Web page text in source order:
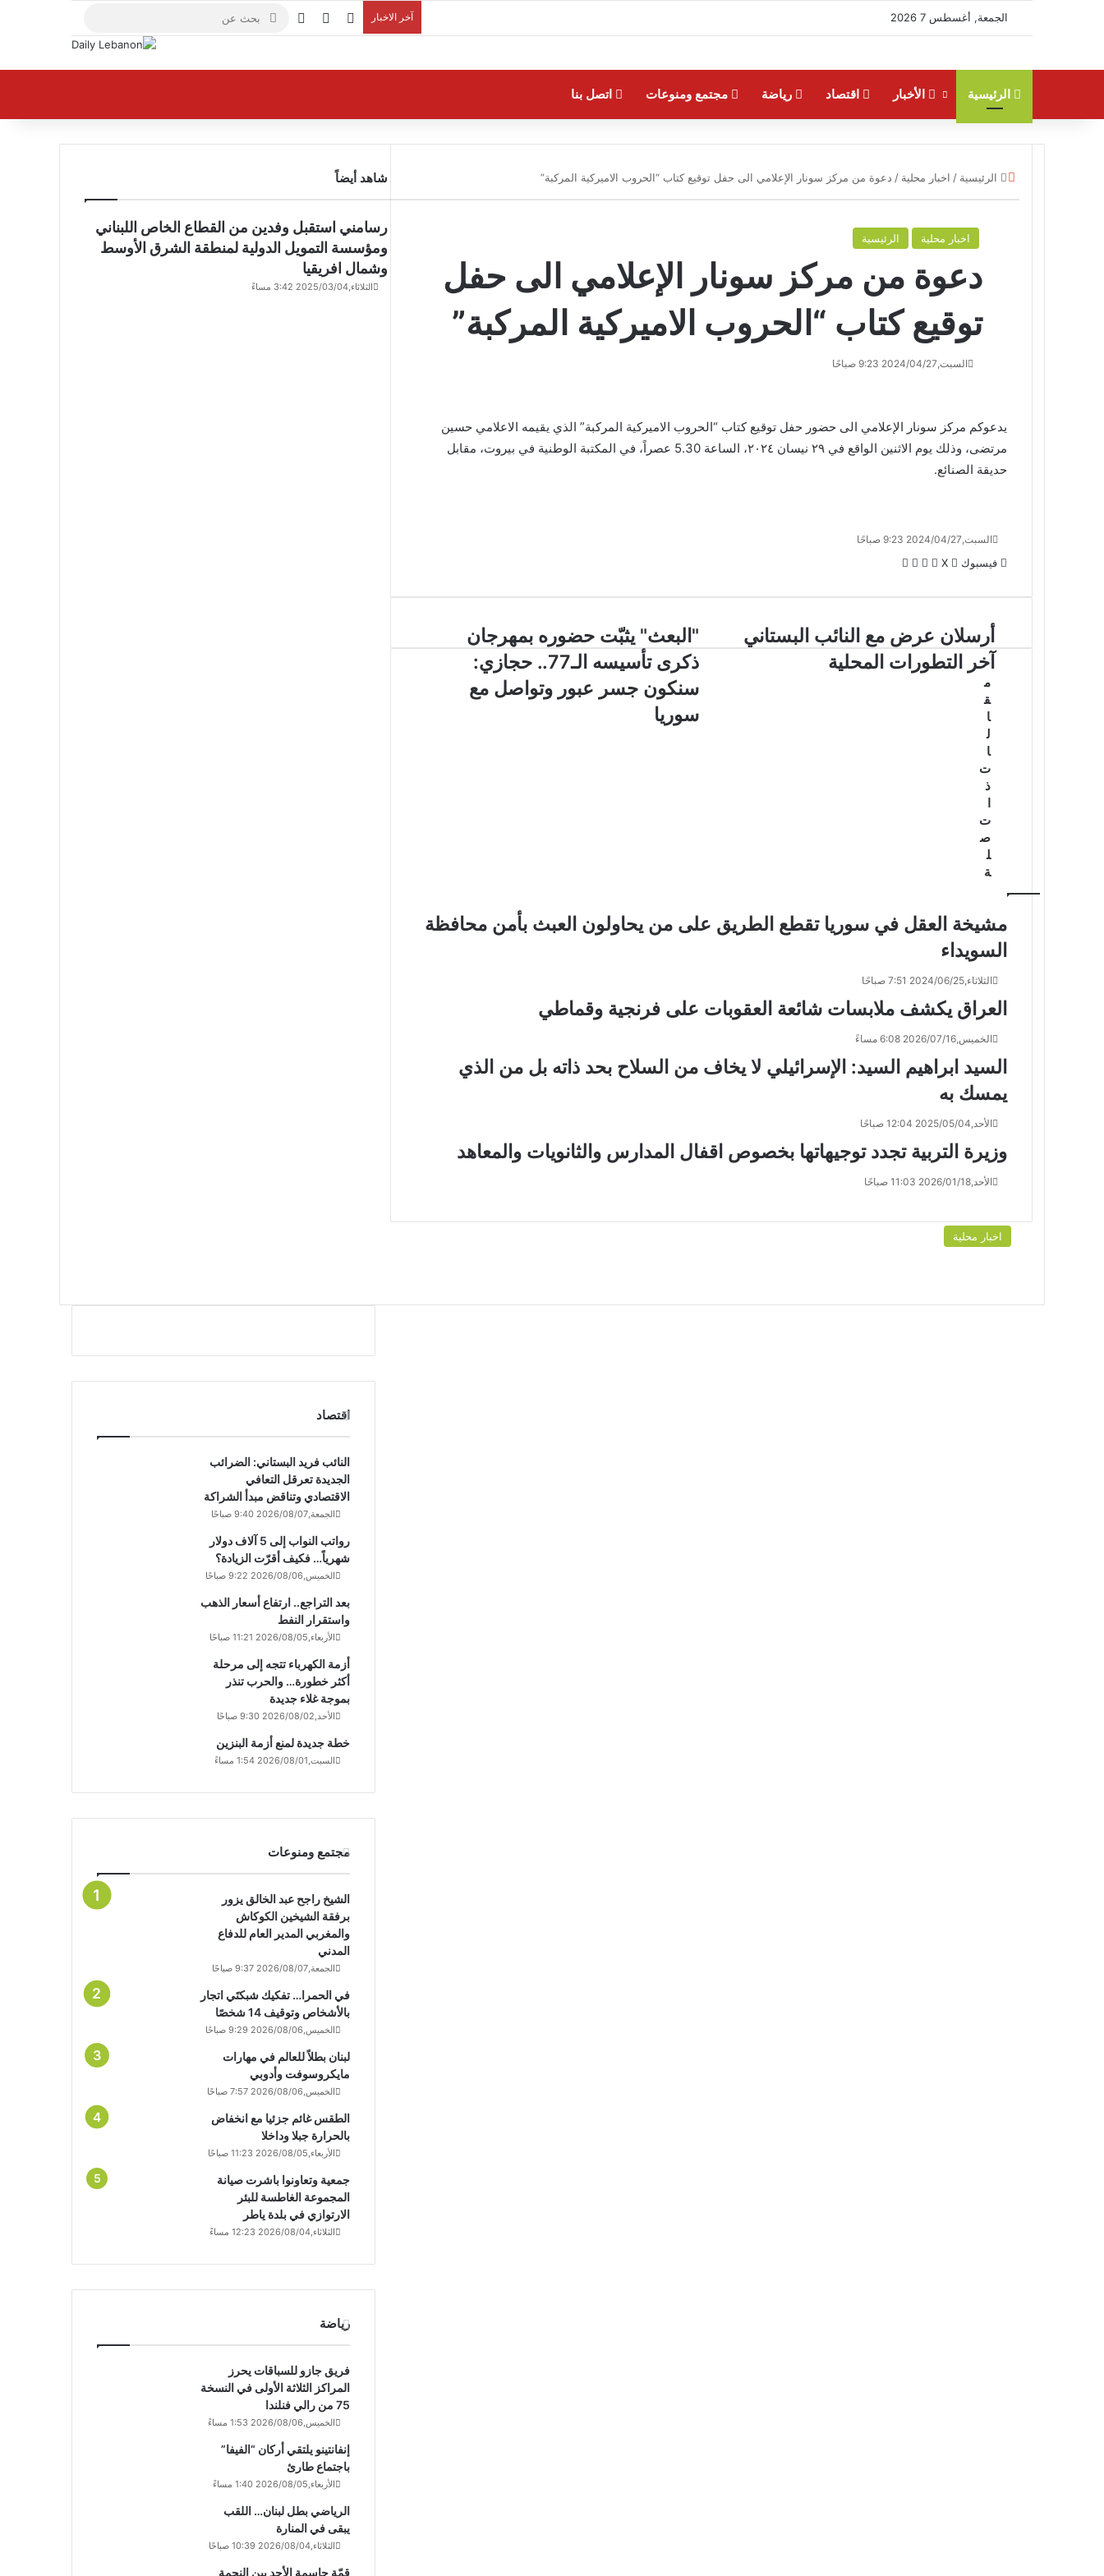
الجمعة, أغسطس 7 2026 آخر الاخبار فيسبوك يوتيوب بحث
الرئيسية الأخبار اقتصاد رياضة مجتمع ومنوعات اتصل بنا
الرئيسية / اخبار محلية / دعوة من مركز سونار الإعلامي الى حفل توقيع كتاب “الحروب الاميركية المركبة”
اخبار محلية الرئيسية
دعوة من مركز سونار الإعلامي الى حفل
توقيع كتاب “الحروب الاميركية المركبة”
السبت,2024/04/27 9:23 صباحًا
يدعوكم مركز سونار الإعلامي الى حضور حفل توقيع كتاب “الحروب الاميركية المركبة” الذي يقيمه الاعلامي حسين
مرتضى، وذلك يوم الاثنين الواقع في ٢٩ نيسان ٢٠٢٤، الساعة 5.30 عصراً، في المكتبة الوطنية في بيروت، مقابل
حديقة الصنائع.
السبت,2024/04/27 9:23 صباحًا
فيسبوك X لينكدإن
واتساب
تيلقرام
"البعث" يثبّت حضوره بمهرجان
ذكرى تأسيسه الـ77.. حجازي:
سنكون جسر عبور وتواصل مع
سوريا
أرسلان عرض مع النائب البستاني
آخر التطورات المحلية
م
ق
ا
ل
ا
ت
ذ
ا
ت
ص
ل
ة
مشيخة العقل في سوريا تقطع الطريق على من يحاولون العبث بأمن محافظة
السويداء
الثلاثاء,2024/06/25 7:51 صباحًا
العراق يكشف ملابسات شائعة العقوبات على فرنجية وقماطي
الخميس,2026/07/16 6:08 مساءً
السيد ابراهيم السيد: الإسرائيلي لا يخاف من السلاح بحد ذاته بل من الذي
يمسك به
الأحد,2025/05/04 12:04 صباحًا
وزيرة التربية تجدد توجيهاتها بخصوص اقفال المدارس والثانويات والمعاهد
الأحد,2026/01/18 11:03 صباحًا
شاهد أيضاً إغلاق
اخبار محلية
رسامني استقبل وفدين من القطاع الخاص اللبناني
ومؤسسة التمويل الدولية لمنطقة الشرق الأوسط
وشمال افريقيا
الثلاثاء,2025/03/04 3:42 مساءً
اقتصاد
النائب فريد البستاني: الضرائب
الجديدة تعرقل التعافي
الاقتصادي وتناقض مبدأ الشراكة
الجمعة,2026/08/07 9:40 صباحًا
رواتب النواب إلى 5 آلاف دولار
شهرياً… فكيف أقرّت الزيادة؟
الخميس,2026/08/06 9:22 صباحًا
بعد التراجع.. ارتفاع أسعار الذهب
واستقرار النفط
الأربعاء,2026/08/05 11:21 صباحًا
أزمة الكهرباء تتجه إلى مرحلة
أكثر خطورة… والحرب تنذر
بموجة غلاء جديدة
الأحد,2026/08/02 9:30 صباحًا
خطة جديدة لمنع أزمة البنزين
السبت,2026/08/01 1:54 مساءً
مجتمع ومنوعات
الشيخ راجح عبد الخالق يزور
برفقة الشيخين الكوكاش
والمغربي المدير العام للدفاع
المدني
الجمعة,2026/08/07 9:37 صباحًا
في الحمرا… تفكيك شبكتَي اتجار
بالأشخاص وتوقيف 14 شخصًا
الخميس,2026/08/06 9:29 صباحًا
لبنان بطلاً للعالم في مهارات
مايكروسوفت وأدوبي
الخميس,2026/08/06 7:57 صباحًا
الطقس غائم جزئيا مع انخفاض
بالحرارة جبلا وداخلا
الأربعاء,2026/08/05 11:23 صباحًا
جمعية وتعاونوا باشرت صيانة
المجموعة الغاطسة للبئر
الارتوازي في بلدة ياطر
الثلاثاء,2026/08/04 12:23 مساءً
رياضة
فريق جازو للسباقات يحرز
المراكز الثلاثة الأولى في النسخة
75 من رالي فنلندا
الخميس,2026/08/06 1:53 مساءً
إنفانتينو يلتقي أركان “الفيفا”
باجتماع طارئ
الأربعاء,2026/08/05 1:40 مساءً
الرياضي بطل لبنان… اللقب
يبقى في المنارة
الثلاثاء,2026/08/04 10:39 صباحًا
قمّة حاسمة الأحد بين النجمة